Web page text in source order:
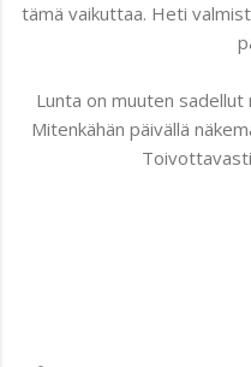
tämä vaikuttaa. Heti
Lunta on muuten sadellut
Mitenkähän päivällä